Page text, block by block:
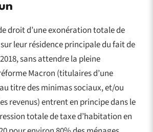
droit d’une exonération totale de
leur résidence principale du fait de
sans attendre la pleine
Macron (titulaires d’une
titre des minimas sociaux, et/ou
revenus) entrent en principe dans le
totale de taxe d’habitation en